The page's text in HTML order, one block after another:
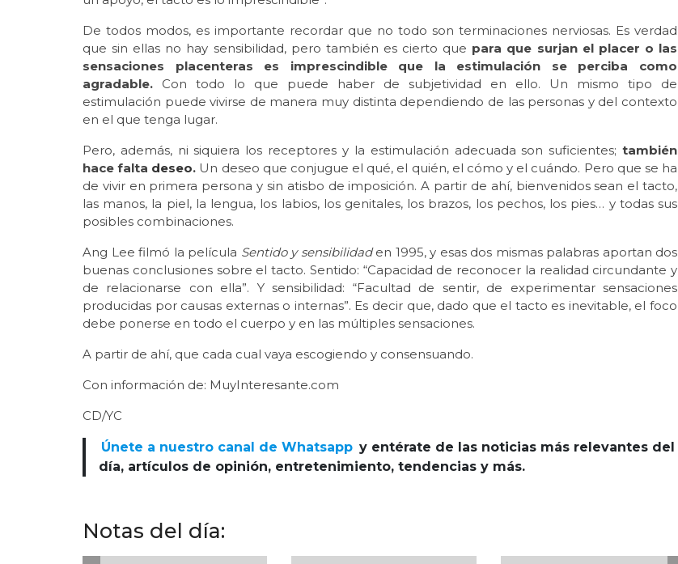
De todos modos, es importante recordar que no todo son terminaciones nerviosas. Es verdad
que sin ellas no hay sensibilidad, pero también es cierto que para que surjan el placer o las
sensaciones placenteras es imprescindible que la estimulación se perciba como
agradable. Con todo lo que puede haber de subjetividad en ello. Un mismo tipo de
estimulación puede vivirse de manera muy distinta dependiendo de las personas y del contexto
en el que tenga lugar.
Pero, además, ni siquiera los receptores y la estimulación adecuada son suficientes; también
hace falta deseo. Un deseo que conjugue el qué, el quién, el cómo y el cuándo. Pero que se ha
de vivir en primera persona y sin atisbo de imposición. A partir de ahí, bienvenidos sean el tacto,
las manos, la piel, la lengua, los labios, los genitales, los brazos, los pechos, los pies… y todas sus
posibles combinaciones.
Ang Lee filmó la película Sentido y sensibilidaden 1995, y esas dos mismas palabras aportan dos
buenas conclusiones sobre el tacto. Sentido: “Capacidad de reconocer la realidad circundante y
de relacionarse con ella”. Y sensibilidad: “Facultad de sentir, de experimentar sensaciones
producidas por causas externas o internas”. Es decir que, dado que el tacto es inevitable, el foco
debe ponerse en todo el cuerpo y en las múltiples sensaciones.
A partir de ahí, que cada cual vaya escogiendo y consensuando.
Con información de: MuyInteresante.com
CD/YC
Únete a nuestro canal de Whatsapp y entérate de las noticias más relevantes del
día, artículos de opinión, entretenimiento, tendencias y más.
Notas del día: